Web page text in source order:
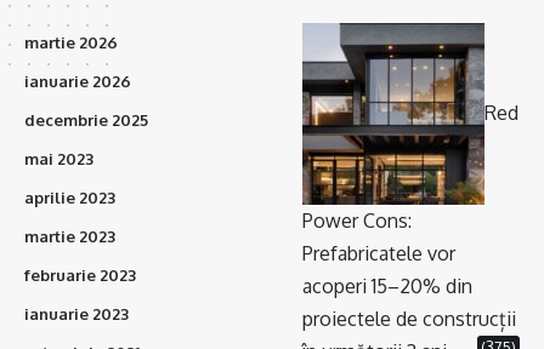
martie 2026
ianuarie 2026
decembrie 2025
mai 2023
aprilie 2023
martie 2023
februarie 2023
ianuarie 2023
Red
Power Cons:
Prefabricatele vor
acoperi 15–20% din
proiectele de construcții